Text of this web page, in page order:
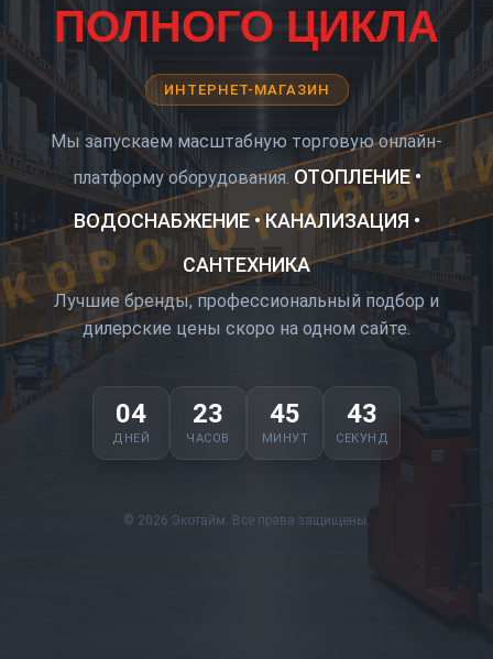
ПОЛНОГО ЦИКЛА
ИНТЕРНЕТ-МАГАЗИН
Мы запускаем масштабную торговую онлайн-
платформу оборудования. ОТОПЛЕНИЕ •
ВОДОСНАБЖЕНИЕ • КАНАЛИЗАЦИЯ •
САНТЕХНИКА
Лучшие бренды, профессиональный подбор и
дилерские цены скоро на одном сайте.
04
ДНЕЙ
23
ЧАСОВ
45
МИНУТ
42
СЕКУНД
© 2026 Экотайм. Все права защищены.